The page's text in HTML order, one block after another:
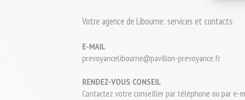
Votre agence de Libourne: services et contacts
E-MAIL
prevoyancelibourne@pavillon-prevoyance.fr
RENDEZ-VOUS CONSEIL
Contactez votre conseiller par téléphone ou par e-